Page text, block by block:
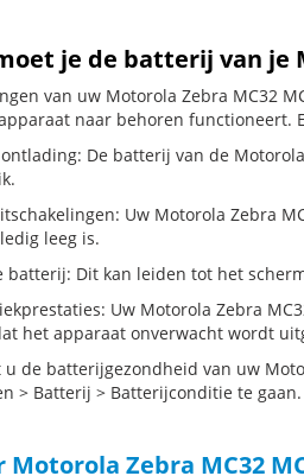
je de batterij van je
van uw Motorola Zebra MC32
naar behoren functioneert.
De batterij van de
Uw Motorola Zebra
leeg is.
batterij: Dit kan leiden tot het
Uw Motorola Zebra
het apparaat onverwacht wordt
de batterijgezondheid van uw
> Batterij > Batterijconditie te
Zebra MC32